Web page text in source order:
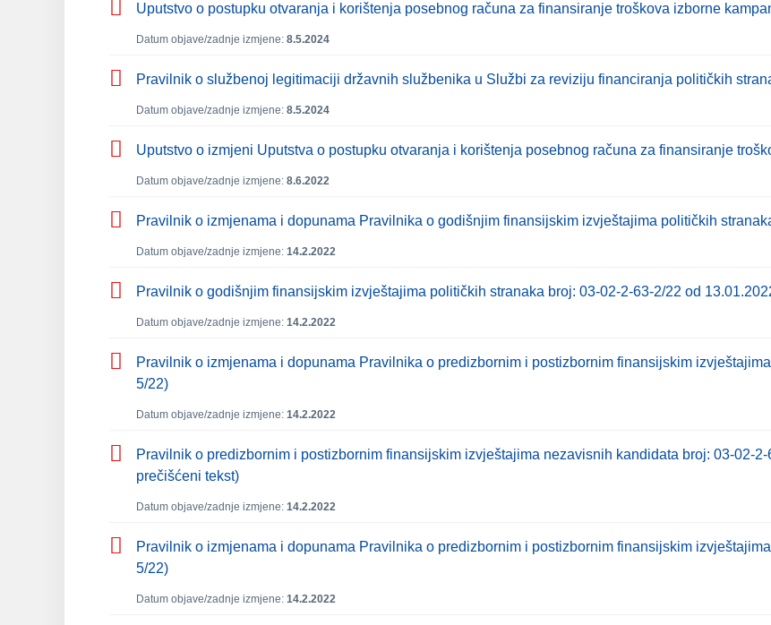
Uputstvo o postupku otvaranja i korištenja posebnog računa za finansiranje troškova izborne
Datum objave/zadnje izmjene: 8.5.2024
Pravilnik o službenoj legitimaciji državnih službenika u Službi za reviziju financiranja političkih
Datum objave/zadnje izmjene: 8.5.2024
Uputstvo o izmjeni Uputstva o postupku otvaranja i korištenja posebnog računa za finansiranje
Datum objave/zadnje izmjene: 8.6.2022
Pravilnik o izmjenama i dopunama Pravilnika o godišnjim finansijskim izvještajima političkih
Datum objave/zadnje izmjene: 14.2.2022
Pravilnik o godišnjim finansijskim izvještajima političkih stranaka broj: 03-02-2-63-2/22 od
Datum objave/zadnje izmjene: 14.2.2022
Pravilnik o izmjenama i dopunama Pravilnika o predizbornim i postizbornim finansijskim
5/22)
Datum objave/zadnje izmjene: 14.2.2022
Pravilnik o predizbornim i postizbornim finansijskim izvještajima nezavisnih kandidata broj: 03-02-
prečišćeni tekst)
Datum objave/zadnje izmjene: 14.2.2022
Pravilnik o izmjenama i dopunama Pravilnika o predizbornim i postizbornim finansijskim
5/22)
Datum objave/zadnje izmjene: 14.2.2022